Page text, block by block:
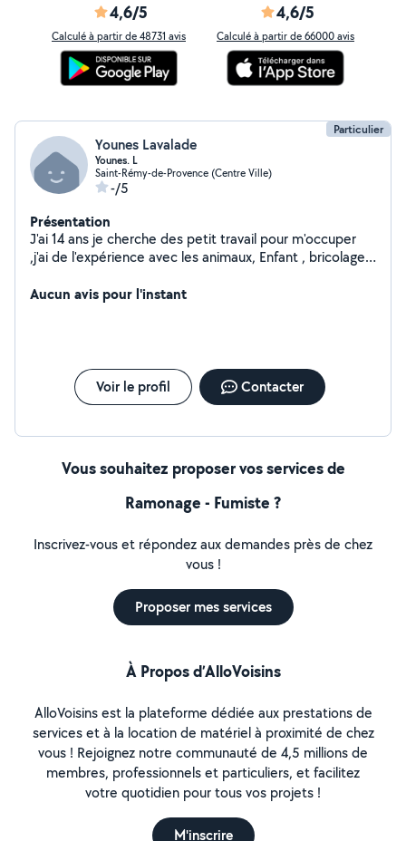
4,6/5
Calculé à partir de 48731 avis
4,6/5
Calculé à partir de 66000 avis
Particulier
Younes Lavalade
Younes. L
Saint-Rémy-de-Provence (Centre Ville)
-/5
Présentation
J'ai 14 ans je cherche des petit travail pour m'occuper
,j'ai de l'expérience avec les animaux, Enfant , bricolage,
Cordialement
Aucun avis pour l'instant
Voir le profil Contacter
Vous souhaitez proposer vos services de
Ramonage - Fumiste ?
Inscrivez-vous et répondez aux demandes près de chez
vous !
Proposer mes services
À Propos d’AlloVoisins
AlloVoisins est la plateforme dédiée aux prestations de
services et à la location de matériel à proximité de chez
vous ! Rejoignez notre communauté de 4,5 millions de
membres, professionnels et particuliers, et facilitez
votre quotidien pour tous vos projets !
M'inscrire